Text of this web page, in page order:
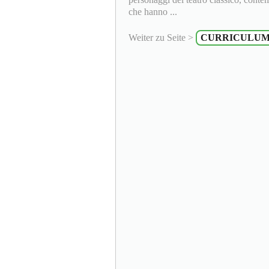
che hanno ...
Weiter zu Seite >